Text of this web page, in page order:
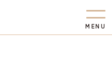
M EN U